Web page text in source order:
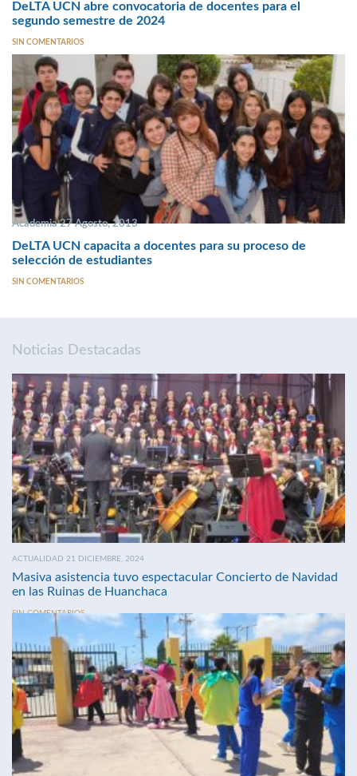
DeLTA UCN abre convocatoria de docentes para el
segundo semestre de 2024
SIN COMENTARIOS
Academia 27 Agosto, 2013
DeLTA UCN capacita a docentes para su proceso de
selección de estudiantes
SIN COMENTARIOS
Noticias Destacadas
ACTUALIDAD 21 DICIEMBRE, 2024
Masiva asistencia tuvo espectacular Concierto de Navidad
en las Ruinas de Huanchaca
SIN COMENTARIOS